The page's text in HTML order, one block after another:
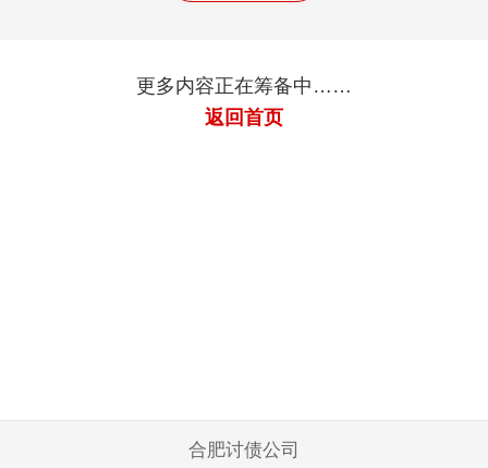
更多内容正在筹备中……
返回首页
合肥讨债公司